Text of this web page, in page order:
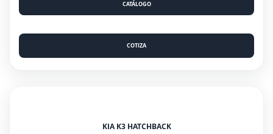
CATÁLOGO
COTIZA
KIA K3 HATCHBACK